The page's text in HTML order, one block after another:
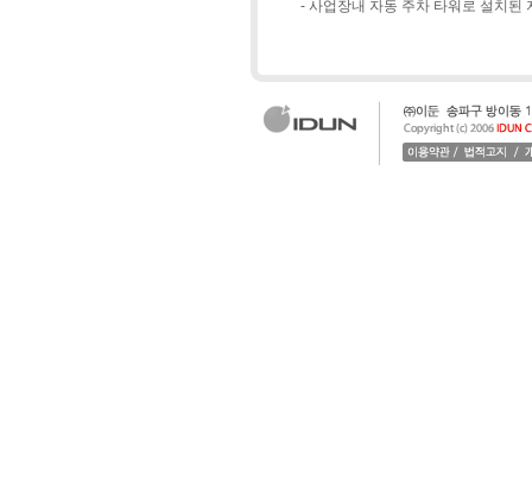
- 사업장내 자동 주차 타워로 설치된